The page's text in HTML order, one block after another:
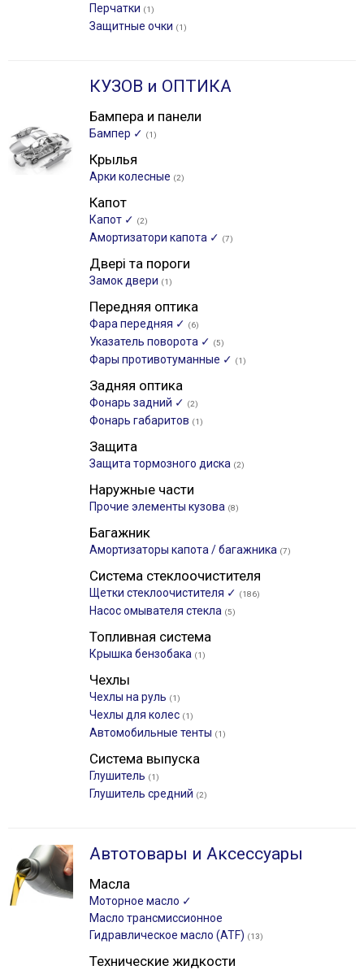
Перчатки (1)
Защитные очки (1)
КУЗОВ и ОПТИКА
Бампера и панели
Бампер ✓ (1)
Крылья
Арки колесные (2)
Капот
Капот ✓ (2)
Амортизатори капота ✓ (7)
Двері та пороги
Замок двери (1)
Передняя оптика
Фара передняя ✓ (6)
Указатель поворота ✓ (5)
Фары противотуманные ✓ (1)
Задняя оптика
Фонарь задний ✓ (2)
Фонарь габаритов (1)
Защита
Защита тормозного диска (2)
Наружные части
Прочие элементы кузова (8)
Багажник
Амортизаторы капота / багажника (7)
Система стеклоочистителя
Щетки стеклоочистителя ✓ (186)
Насос омывателя стекла (5)
Топливная система
Крышка бензобака (1)
Чехлы
Чехлы на руль (1)
Чехлы для колес (1)
Автомобильные тенты (1)
Система выпуска
Глушитель (1)
Глушитель средний (2)
Автотовары и Аксессуары
Масла
Моторное масло ✓
Масло трансмиссионное
Гидравлическое масло (ATF) (13)
Технические жидкости